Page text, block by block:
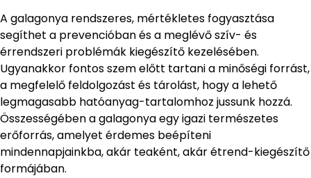
A galagonya rendszeres, mértékletes fogyasztása
segíthet a prevencióban és a meglévő szív- és
érrendszeri problémák kiegészítő kezelésében.
Ugyanakkor fontos szem előtt tartani a minőségi forrást,
a megfelelő feldolgozást és tárolást, hogy a lehető
legmagasabb hatóanyag-tartalomhoz jussunk hozzá.
Összességében a galagonya egy igazi természetes
erőforrás, amelyet érdemes beépíteni
mindennapjainkba, akár teaként, akár étrend-kiegészítő
formájában.